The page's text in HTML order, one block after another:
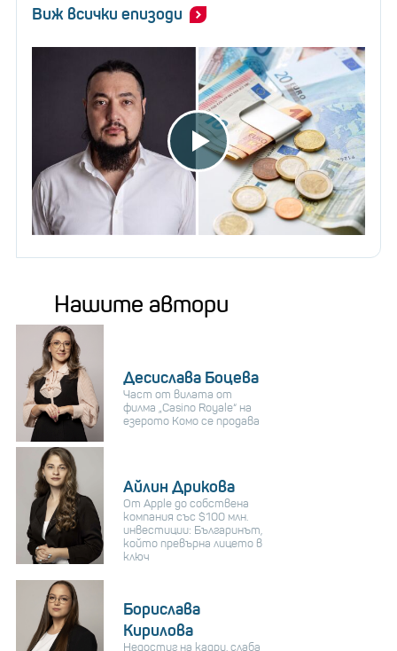
Виж всички епизоди
Нашите автори
Десислава Боцева
Част от вилата от
филма „Casino Royale“ на
езерото Комо се продава
Айлин Дрикова
От Apple до собствена
компания със $100 млн.
инвестиции: Българинът,
който превърна лицето в
ключ
Борислава
Кирилова
Недостиг на кадри, слаба